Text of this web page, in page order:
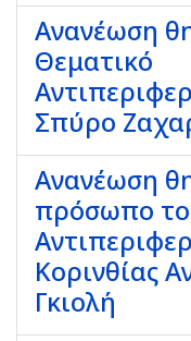
Ανανέωση
Θεματικό
Σπύρο
Ανανέωση
πρόσωπο
Κορινθίας
Γκιολή